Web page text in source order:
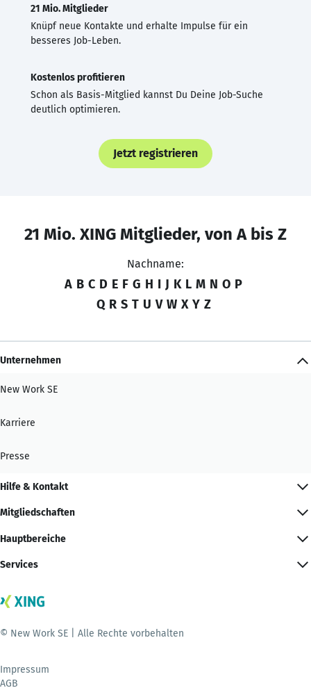
21 Mio. Mitglieder
Knüpf neue Kontakte und erhalte Impulse für ein
besseres Job-Leben.
Kostenlos profitieren
Schon als Basis-Mitglied kannst Du Deine Job-Suche
deutlich optimieren.
Jetzt registrieren
21 Mio. XING Mitglieder, von A bis Z
Nachname:
A B C D E F G H I J K L M N O P
Q R S T U V W X Y Z
Unternehmen
New Work SE
Karriere
Presse
Hilfe & Kontakt
Mitgliedschaften
Hauptbereiche
Services
© New Work SE | Alle Rechte vorbehalten
Impressum
AGB